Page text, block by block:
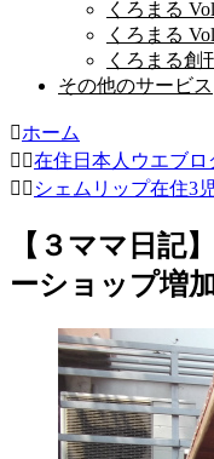
くろまる
くろまる
くろまる
その他のサービス
ホーム
在住日本人ウエブロ
シェムリップ在住3
【３ママ日記
ーショップ増